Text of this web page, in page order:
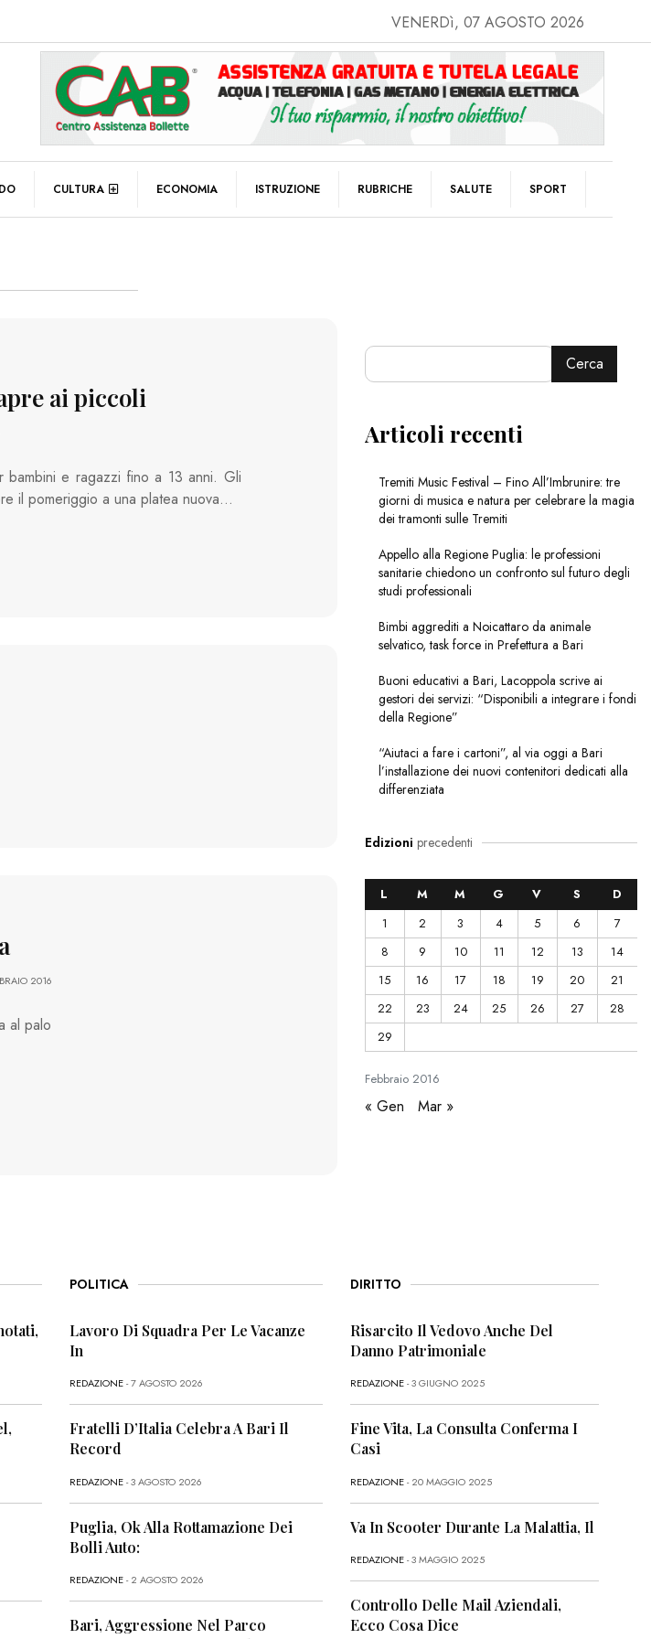
VENERDì, 07 AGOSTO 2026
CULTURA ECONOMIA ISTRUZIONE RUBRICHE SALUTE SPORT
ai piccoli
e ragazzi fino a 13 anni. Gli
il pomeriggio a una platea nuova…
2016
al palo
Cerca
Articoli recenti
Tremiti Music Festival – Fino All’Imbrunire: tre
giorni di musica e natura per celebrare la magia
dei tramonti sulle Tremiti
Appello alla Regione Puglia: le professioni
sanitarie chiedono un confronto sul futuro degli
studi professionali
Bimbi aggrediti a Noicattaro da animale
selvatico, task force in Prefettura a Bari
Buoni educativi a Bari, Lacoppola scrive ai
gestori dei servizi: “Disponibili a integrare i fondi
della Regione”
“Aiutaci a fare i cartoni”, al via oggi a Bari
l’installazione dei nuovi contenitori dedicati alla
differenziata
Edizioni precedenti
Febbraio2016
L M M G V S
D
1
2 3 4 5 6
7
8
9 10 11 12 13
14
15
16 17 18 19 20
21
22
23 24 25 26 27
28
29
« Gen Mar »
POLITICA
Lavoro Di Squadra Per Le Vacanze
In
REDAZIONE- 7 AGOSTO 2026
Fratelli D’Italia Celebra A Bari Il
Record
REDAZIONE- 3 AGOSTO 2026
Puglia, Ok Alla Rottamazione Dei
Bolli Auto:
REDAZIONE- 2 AGOSTO 2026
Bari, Aggressione Nel Parco
DIRITTO
Risarcito Il Vedovo Anche Del
Danno Patrimoniale
REDAZIONE- 3 GIUGNO 2025
Fine Vita, La Consulta Conferma I
Casi
REDAZIONE- 20 MAGGIO 2025
Va In Scooter Durante La Malattia, Il
REDAZIONE- 3 MAGGIO 2025
Controllo Delle Mail Aziendali,
Ecco Cosa Dice